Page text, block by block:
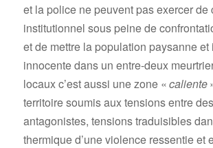
et la police ne peuvent pas exercer de
institutionnel sous peine de
et de mettre la population paysanne
innocente dans un entre-deux
locaux c’est aussi une zone «caliente
territoire soumis aux tensions entre
antagonistes, tensions traduisibles
thermique d’une violence ressentie et